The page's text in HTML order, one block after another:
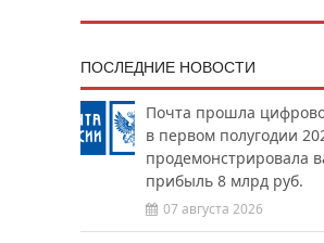
ПОСЛЕДНИЕ НОВОСТИ
Почта прошла
в первом полугодии
продемонстрировала
прибыль 8 млрд руб.
07 августа 2026